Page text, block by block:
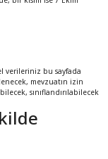
verileriniz bu sayfada
mevzuatın izin
sınıflandırılabilecek